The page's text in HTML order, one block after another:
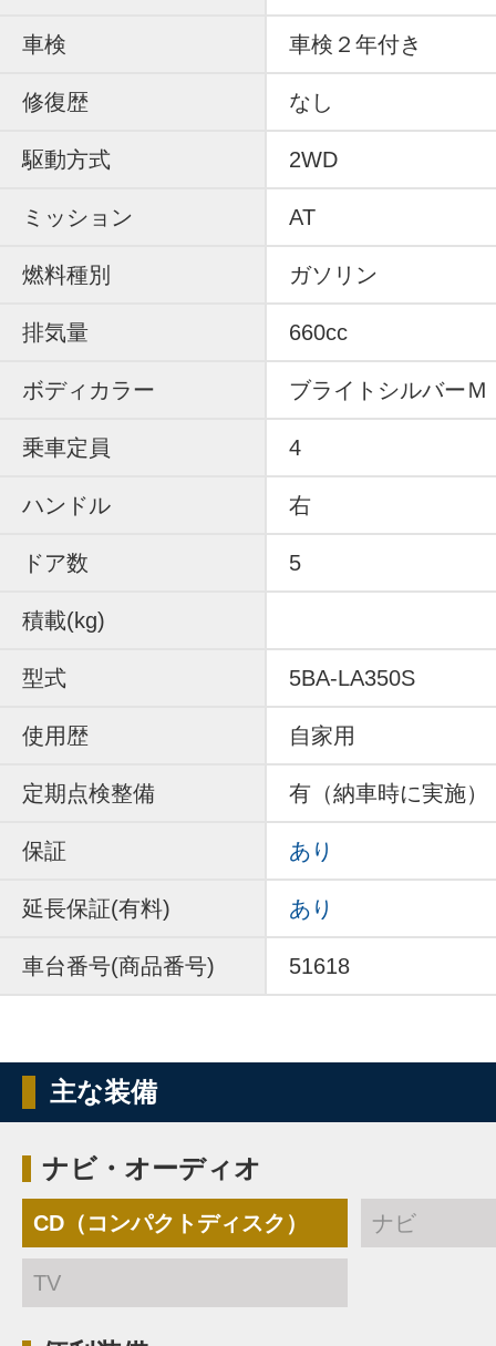
車検 車検２年付き
修復歴 なし
駆動方式 2WD
ミッション AT
燃料種別 ガソリン
排気量 660cc
ボディカラー ブライトシルバーＭ
乗車定員 4
ハンドル 右
ドア数 5
積載(kg)
型式 5BA-LA350S
使用歴 自家用
定期点検整備 有（納車時に実施）
保証 あり
延長保証(有料) あり
車台番号(商品番号) 51618
主な装備
ナビ・オーディオ
CD（コンパクトディスク） ナビ
TV